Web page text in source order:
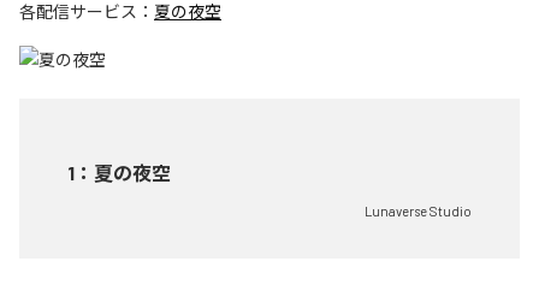
各配信サービス： 夏の夜空
1 ： 夏の夜空
Lunaverse Studio